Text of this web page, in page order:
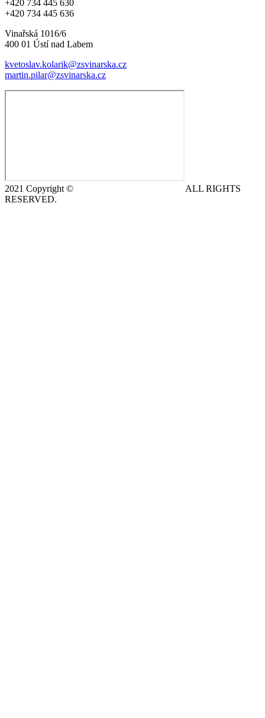
+420 734 445 630
+420 734 445 636
Vinařská 1016/6
400 01 Ústí nad Labem
kvetoslav.kolarik@zsvinarska.cz
martin.pilar@zsvinarska.cz
2021 Copyright ©
ALL RIGHTS
RESERVED.